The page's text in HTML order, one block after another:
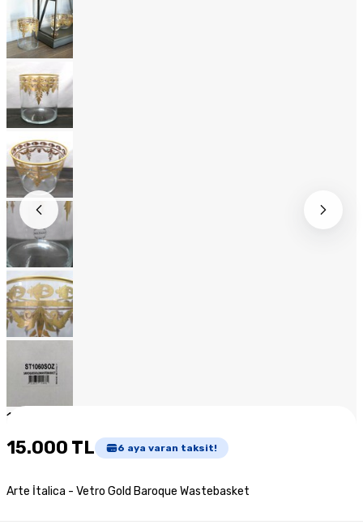
1
15.000 TL 6 aya varan taksit!
Arte İtalica - Vetro Gold Baroque Wastebasket